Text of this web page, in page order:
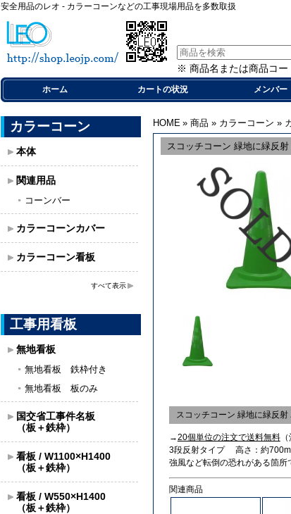
安全用品のレオ - カラーコーンなどの工事現場用品を多数取扱
※ 商品名または商品コー
ホーム カートの状況 メンバー
カラーコーン
本体
関連用品
コーンバー
カラーコーンカバー
カラーコーン看板
すべて表示
工事用看板
無地看板
無地看板 鉄枠付き
無地看板 板のみ
国交省工事件名板
（板＋鉄枠）
看板 / W1100×H1400
（板＋鉄枠）
看板 / W550×H1400
（板＋鉄枠）
HOME » 商品 » カラーコーン »
スコッチコーン 緑地に緑反
スコッチコーン 緑地に緑反
→20個単位の注文で送料無料（
3段反射タイプ 高さ：約
強風など転倒の恐れがある箇所
関連商品